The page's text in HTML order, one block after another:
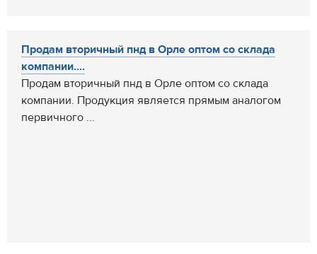
Продам вторичный пнд в Орле оптом со склада
компании....
Продам вторичный пнд в Орле оптом со склада
компании. Продукция является прямым аналогом
первичного ...